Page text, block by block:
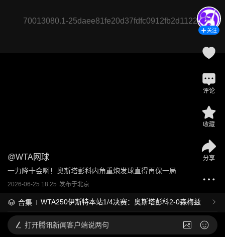
70013080.1-25daee81fe20d37fdfc0912fb2d11220
@WTA网球
一力降十会啊！奥斯塔彭科内角重炮发球直得再保一局
2026-06-25 18:25 发布于北京
合集 WTA250伊斯特本站1/4决赛：奥斯塔彭科2-0森梅兹
关注
评论
收藏
分享
打开腾讯新闻客户端说两句